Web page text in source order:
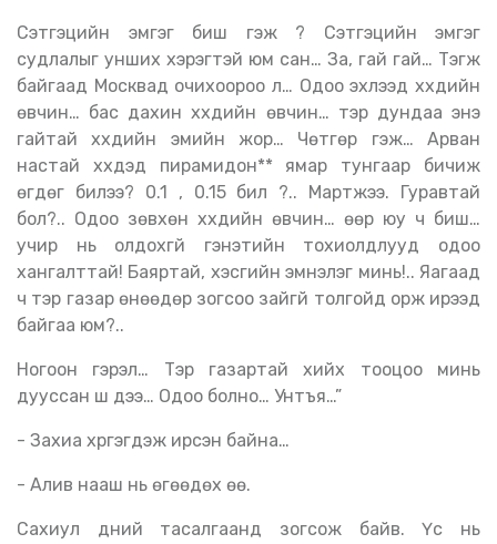
Сэтгэцийн эмгэг биш гэж үү? Сэтгэцийн эмгэг
судлалыг унших хэрэгтэй юм сан… За, гай гай… Тэгж
байгаад Москвад очихоороо л… Одоо эхлээд хүүхдийн
өвчин… бас дахин хүүхдийн өвчин… тэр дундаа энэ
гайтай хүүхдийн эмийн жор… Чөтгөр гэж… Арван
настай хүүхдэд пирамидон** ямар тунгаар бичиж
өгдөг билээ? 0.1 үү, 0.15 бил үү?.. Мартжээ. Гуравтай
бол?.. Одоо зөвхөн хүүхдийн өвчин… өөр юу ч биш…
учир нь олдохгүй гэнэтийн тохиолдлууд одоо
хангалттай! Баяртай, хэсгийн эмнэлэг минь!.. Яагаад
ч тэр газар өнөөдөр зогсоо зайгүй толгойд орж ирээд
байгаа юм?..
Ногоон гэрэл… Тэр газартай хийх тооцоо минь
дууссан шүү дээ… Одоо болно… Унтъя…”
- Захиа хүргэгдэж ирсэн байна…
- Алив нааш нь өгөөдөх өө.
Сахиул үүдний тасалгаанд зогсож байв. Үс нь